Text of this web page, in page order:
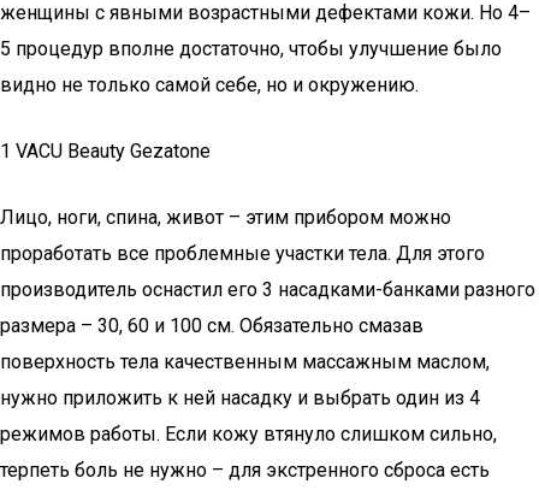
женщины с явными возрастными дефектами кожи. Но 4–
5 процедур вполне достаточно, чтобы улучшение было
видно не только самой себе, но и окружению.
1 VACU Beauty Gezatone
Лицо, ноги, спина, живот – этим прибором можно
проработать все проблемные участки тела. Для этого
производитель оснастил его 3 насадками-банками разного
размера – 30, 60 и 100 см. Обязательно смазав
поверхность тела качественным массажным маслом,
нужно приложить к ней насадку и выбрать один из 4
режимов работы. Если кожу втянуло слишком сильно,
терпеть боль не нужно – для экстренного сброса есть